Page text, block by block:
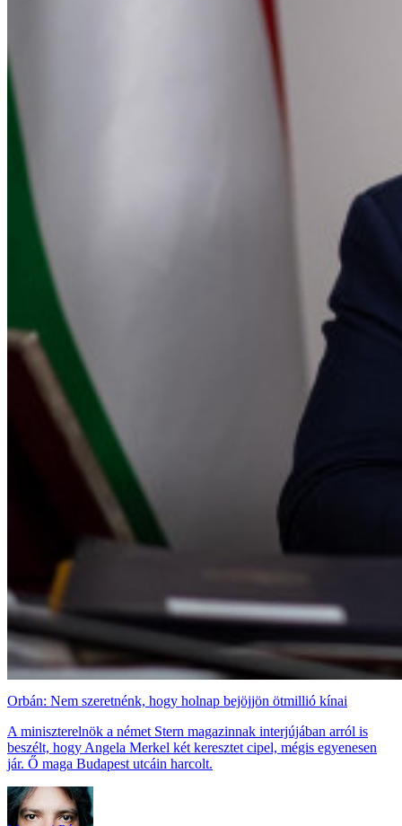
Orbán: Nem szeretnénk, hogy holnap bejöjjön ötmillió kínai
A miniszterelnök a német Stern magazinnak interjújában arról is
beszélt, hogy Angela Merkel két keresztet cipel, mégis egyenesen
jár. Ő maga Budapest utcáin harcolt.